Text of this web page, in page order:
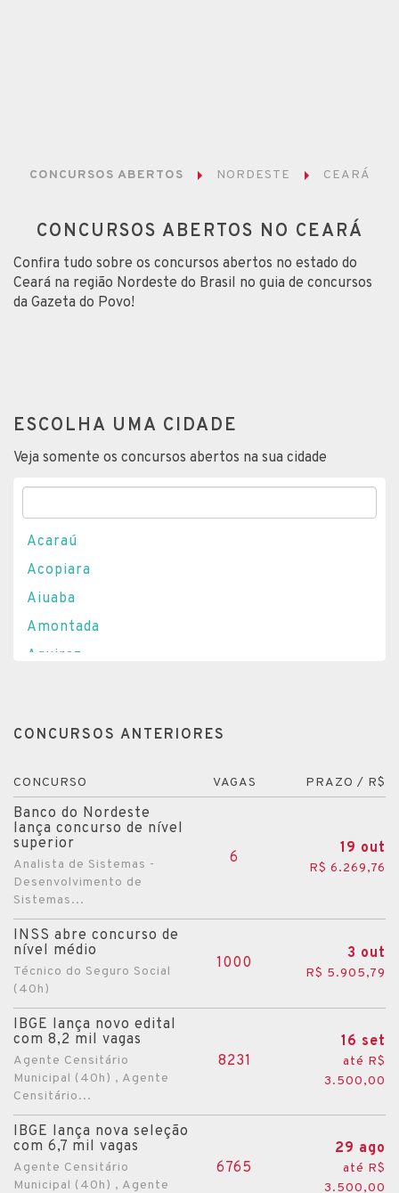
CONCURSOS ABERTOS NORDESTE CEARÁ
CONCURSOS ABERTOS NO CEARÁ
Confira tudo sobre os concursos abertos no estado do
Ceará na região Nordeste do Brasil no guia de concursos
da Gazeta do Povo!
ESCOLHA UMA CIDADE
Veja somente os concursos abertos na sua cidade
Acaraú
Acopiara
Aiuaba
Amontada
Aquiraz
Baturité
Camocim
Canindé
Cascavel
Caucaia
Crato
Cruz
Eusébio
Farias Brito
Fortaleza
Granja
Horizonte
Icapuí
Iguatu
CONCURSOS ANTERIORES
CONCURSO VAGAS PRAZO / R$
Banco do Nordeste
lança concurso de nível
superior
Analista de Sistemas -
Desenvolvimento de
Sistemas...
6
19 out
R$ 6.269,76
INSS abre concurso de
nível médio
Técnico do Seguro Social
(40h)
1000
3 out
R$ 5.905,79
IBGE lança novo edital
com 8,2 mil vagas
Agente Censitário
Municipal (40h) , Agente
Censitário...
8231
16 set
até R$
3.500,00
IBGE lança nova seleção
com 6,7 mil vagas
Agente Censitário
Municipal (40h) , Agente
6765
29 ago
até R$
3.500,00